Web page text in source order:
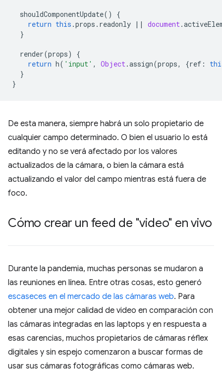
shouldComponentUpdate()
{
return this .props . readonly || document.
}
render(props)
{
return h( 'input' , Object.assign(props, {ref :
}
}
De esta manera, siempre habrá un solo propietario de
cualquier campo determinado. O bien el usuario lo está
editando y no se verá afectado por los valores
actualizados de la cámara, o bien la cámara está
actualizando el valor del campo mientras está fuera de
foco.
Cómo crear un feed de "video" en vivo
Durante la pandemia, muchas personas se mudaron a
las reuniones en línea. Entre otras cosas, esto generó
escaseces en el mercado de las cámaras web. Para
obtener una mejor calidad de video en comparación con
las cámaras integradas en las laptops y en respuesta a
esas carencias, muchos propietarios de cámaras réflex
digitales y sin espejo comenzaron a buscar formas de
usar sus cámaras fotográficas como cámaras web.